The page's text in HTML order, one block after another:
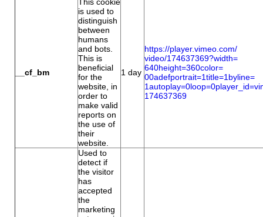
__cf_bm
is used to
distinguish
between
humans
and bots.
This is
beneficial
for the
website, in
order to
make valid
reports on
the use of
their
website.
1 day
https://player.vimeo.com/
video/174637369?width=
640height=360color=
00adefportrait=1title=1byline=
1autoplay=0loop=0player_id=
174637369
Used to
detect if
the visitor
has
accepted
the
marketing